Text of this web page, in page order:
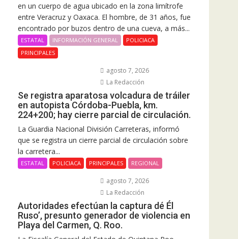
en un cuerpo de agua ubicado en la zona limítrofe
entre Veracruz y Oaxaca. El hombre, de 31 años, fue
encontrado por buzos dentro de una cueva, a más...
ESTATAL INFORMACIÓN GENERAL
POLICIACA
PRINCIPALES
agosto 7, 2026
La Redacción
Se registra aparatosa volcadura de tráiler
en autopista Córdoba-Puebla, km.
224+200; hay cierre parcial de circulación.
La Guardia Nacional División Carreteras, informó
que se registra un cierre parcial de circulación sobre
la carretera...
ESTATAL POLICIACA PRINCIPALES REGIONAL
agosto 7, 2026
La Redacción
Autoridades efectúan la captura dé Él
Ruso’, presunto generador de violencia en
Playa del Carmen, Q. Roo.